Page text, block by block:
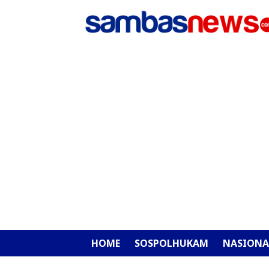
HOME SOSPOLHUKAM